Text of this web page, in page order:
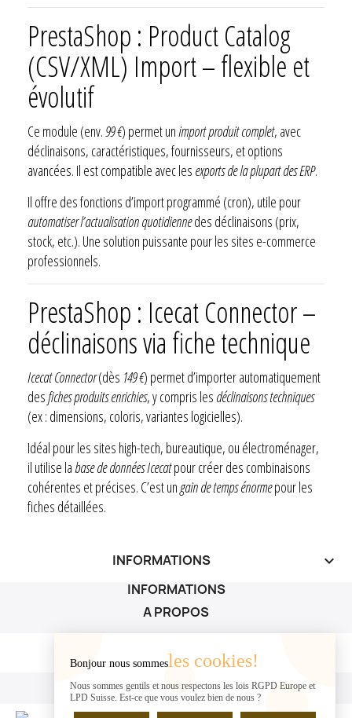
PrestaShop : Product Catalog
(CSV/XML) Import – flexible et
évolutif
Ce module (env. 99 €) permet unimport produit complet, avec
déclinaisons, caractéristiques, fournisseurs, et options
avancées. Il est compatible avec les exports de la plupart des ERP.
Il offre des fonctions d’import programmé (cron), utile pour
automatiser l’actualisation quotidiennedes déclinaisons (prix,
stock, etc.). Une solution puissante pour les sites e-commerce
professionnels.
PrestaShop : Icecat Connector –
déclinaisons via fiche technique
Icecat Connector(dès 149 €) permet d’importer automatiquement
desfiches produits enrichies, y compris les déclinaisons techniques
(ex : dimensions, coloris, variantes logicielles).
Idéal pour les sites high-tech, bureautique, ou électroménager,
il utilise la base de données Icecatpour créer des combinaisons
cohérentes et précises. C’est un gain de temps énormepour les
fiches détaillées.
INFORMATIONS keyboard_arrow_down
INFORMATIONS
A PROPOS
A PROPOS
VOTRE COMPTE
Bonjour nous sommesles cookies!
Nous sommes gentils et nous respectons les lois RGPD Europe et
LPD Suisse. Est-ce que vous voulez bien de nous ?